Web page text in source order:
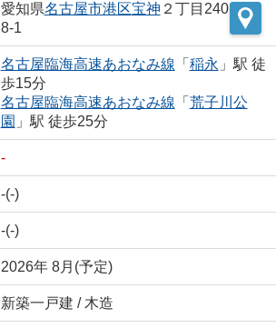
愛知県名古屋市港区宝神 ２丁目240
8-1
名古屋臨海高速あおなみ線 「 稲永 」駅 徒
歩15分
名古屋臨海高速あおなみ線 「 荒子川公
園 」駅 徒歩25分
-
-(-)
-(-)
2026年 8月(予定)
新築一戸建 / 木造